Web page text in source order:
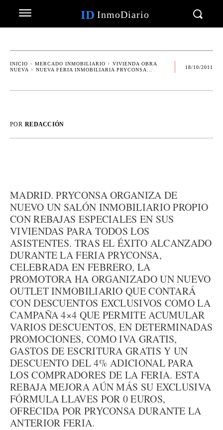
ID InmoDiario
INICIO MERCADO INMOBILIARIO
VIVIENDA OBRA
NUEVA
NUEVA FERIA INMOBILIARIA PRYCONSA...
18/10/2011
POR REDACCIÓN
MADRID. PRYCONSA ORGANIZA DE
NUEVO UN SALÓN INMOBILIARIO PROPIO
CON REBAJAS ESPECIALES EN SUS
VIVIENDAS PARA TODOS LOS
ASISTENTES. TRAS EL ÉXITO ALCANZADO
DURANTE LA FERIA PRYCONSA,
CELEBRADA EN FEBRERO, LA
PROMOTORA HA ORGANIZADO UN NUEVO
OUTLET INMOBILIARIO QUE CONTARÁ
CON DESCUENTOS EXCLUSIVOS COMO LA
CAMPAÑA 4×4 QUE PERMITE ACUMULAR
VARIOS DESCUENTOS, EN DETERMINADAS
PROMOCIONES, COMO IVA GRATIS,
GASTOS DE ESCRITURA GRATIS Y UN
DESCUENTO DEL 4% ADICIONAL PARA
LOS COMPRADORES DE LA FERIA. ESTA
REBAJA MEJORA AÚN MÁS SU EXCLUSIVA
FÓRMULA LLAVES POR 0 EUROS,
OFRECIDA POR PRYCONSA DURANTE LA
ANTERIOR FERIA.